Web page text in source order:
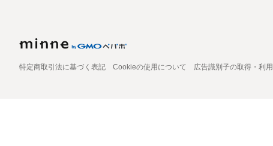
特定商取引法に基づく表記 Cookieの使用について 広告識別子の取得・利用